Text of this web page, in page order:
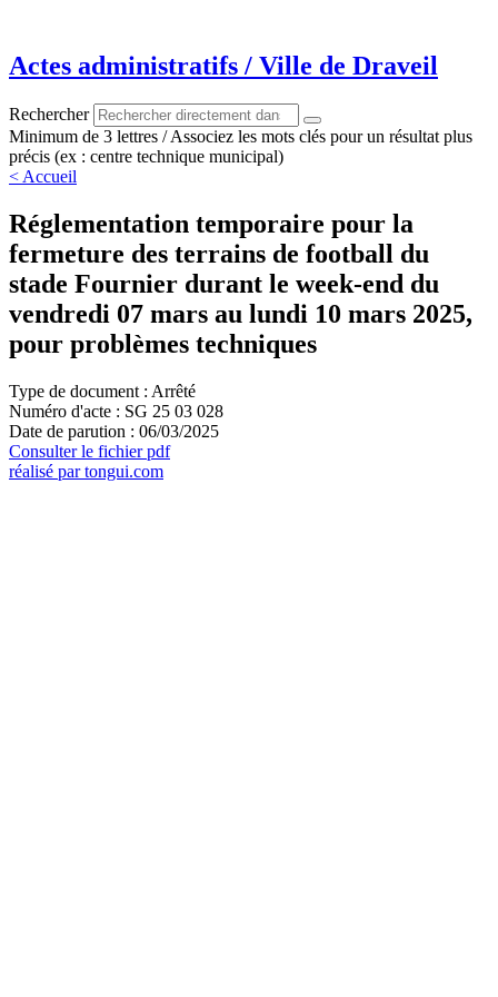
contenu
Actes administratifs / Ville de Draveil
Rechercher
Minimum de 3 lettres / Associez les mots clés pour un résultat plus
précis (ex : centre technique municipal)
< Accueil
Réglementation temporaire pour la
fermeture des terrains de football du
stade Fournier durant le week-end du
vendredi 07 mars au lundi 10 mars 2025,
pour problèmes techniques
Type de document : Arrêté
Numéro d'acte : SG 25 03 028
Date de parution : 06/03/2025
Consulter le fichier pdf
réalisé par tongui.com